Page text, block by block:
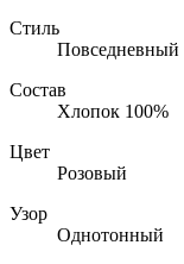
Стиль
Повседневный
Состав
Хлопок 100%
Цвет
Розовый
Узор
Однотонный